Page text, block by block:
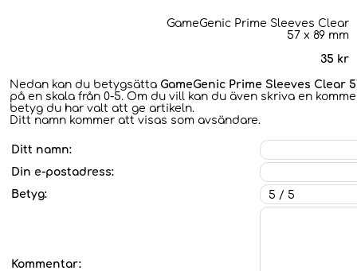
GameGenic Prime Sleeves Clear
57 x 89 mm
35 kr
Nedan kan du betygsätta GameGenic Prime Sleeves Clear
på en skala från 0-5. Om du vill kan du även skriva en
betyg du har valt att ge artikeln.
Ditt namn kommer att visas som avsändare.
Ditt namn:
Din e-postadress:
Betyg:
Kommentar: